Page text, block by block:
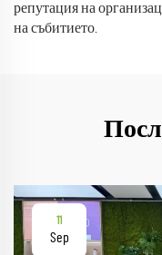
репутация на
на събитието.
11
Sep